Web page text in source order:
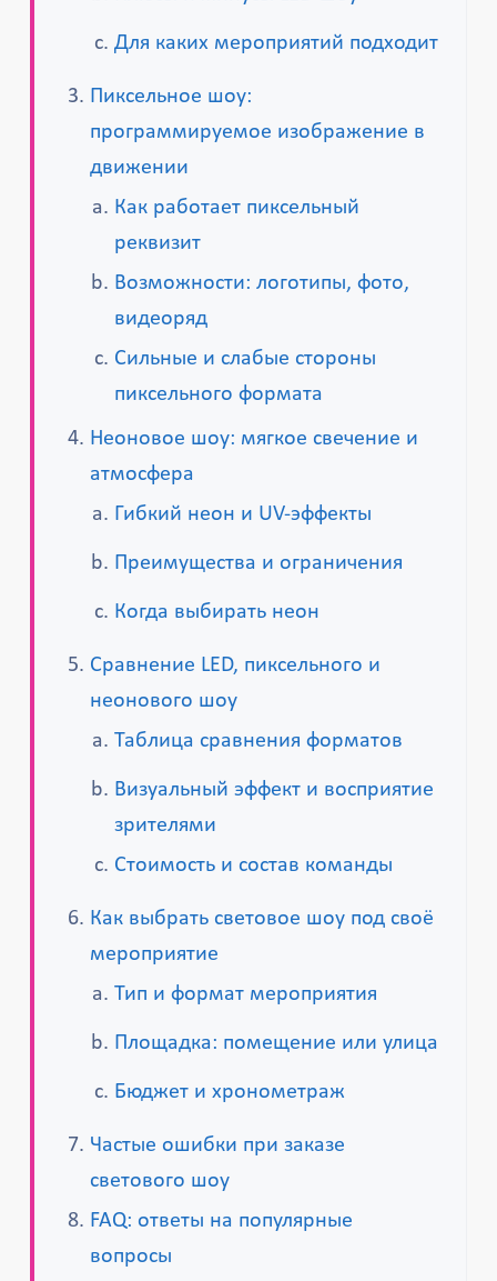
Для каких мероприятий подходит
Пиксельное шоу:
программируемое изображение в
движении
Как работает пиксельный
реквизит
Возможности: логотипы, фото,
видеоряд
Сильные и слабые стороны
пиксельного формата
Неоновое шоу: мягкое свечение и
атмосфера
Гибкий неон и UV-эффекты
Преимущества и ограничения
Когда выбирать неон
Сравнение LED, пиксельного и
неонового шоу
Таблица сравнения форматов
Визуальный эффект и восприятие
зрителями
Стоимость и состав команды
Как выбрать световое шоу под своё
мероприятие
Тип и формат мероприятия
Площадка: помещение или улица
Бюджет и хронометраж
Частые ошибки при заказе
светового шоу
FAQ: ответы на популярные
вопросы